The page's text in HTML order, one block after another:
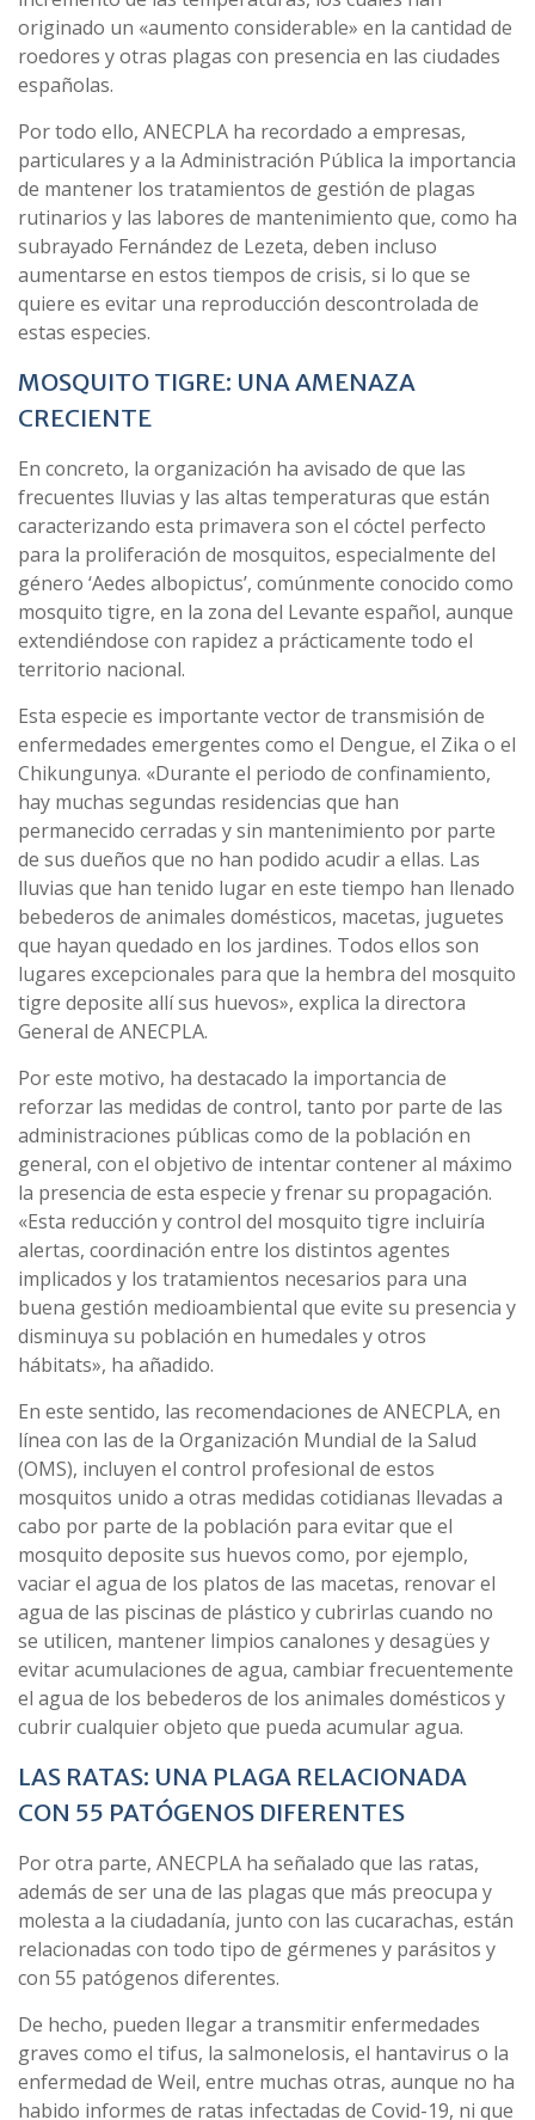
originado un «aumento considerable» en la cantidad de
roedores y otras plagas con presencia en las ciudades
españolas.
Por todo ello, ANECPLA ha recordado a empresas,
particulares y a la Administración Pública la importancia
de mantener los tratamientos de gestión de plagas
rutinarios y las labores de mantenimiento que, como ha
subrayado Fernández de Lezeta, deben incluso
aumentarse en estos tiempos de crisis, si lo que se
quiere es evitar una reproducción descontrolada de
estas especies.
MOSQUITO TIGRE: UNA AMENAZA
CRECIENTE
En concreto, la organización ha avisado de que las
frecuentes lluvias y las altas temperaturas que están
caracterizando esta primavera son el cóctel perfecto
para la proliferación de mosquitos, especialmente del
género ‘Aedes albopictus’, comúnmente conocido como
mosquito tigre, en la zona del Levante español, aunque
extendiéndose con rapidez a prácticamente todo el
territorio nacional.
Esta especie es importante vector de transmisión de
enfermedades emergentes como el Dengue, el Zika o el
Chikungunya. «Durante el periodo de confinamiento,
hay muchas segundas residencias que han
permanecido cerradas y sin mantenimiento por parte
de sus dueños que no han podido acudir a ellas. Las
lluvias que han tenido lugar en este tiempo han llenado
bebederos de animales domésticos, macetas, juguetes
que hayan quedado en los jardines. Todos ellos son
lugares excepcionales para que la hembra del mosquito
tigre deposite allí sus huevos», explica la directora
General de ANECPLA.
Por este motivo, ha destacado la importancia de
reforzar las medidas de control, tanto por parte de las
administraciones públicas como de la población en
general, con el objetivo de intentar contener al máximo
la presencia de esta especie y frenar su propagación.
«Esta reducción y control del mosquito tigre incluiría
alertas, coordinación entre los distintos agentes
implicados y los tratamientos necesarios para una
buena gestión medioambiental que evite su presencia y
disminuya su población en humedales y otros
hábitats», ha añadido.
En este sentido, las recomendaciones de ANECPLA, en
línea con las de la Organización Mundial de la Salud
(OMS), incluyen el control profesional de estos
mosquitos unido a otras medidas cotidianas llevadas a
cabo por parte de la población para evitar que el
mosquito deposite sus huevos como, por ejemplo,
vaciar el agua de los platos de las macetas, renovar el
agua de las piscinas de plástico y cubrirlas cuando no
se utilicen, mantener limpios canalones y desagües y
evitar acumulaciones de agua, cambiar frecuentemente
el agua de los bebederos de los animales domésticos y
cubrir cualquier objeto que pueda acumular agua.
LAS RATAS: UNA PLAGA RELACIONADA
CON 55 PATÓGENOS DIFERENTES
Por otra parte, ANECPLA ha señalado que las ratas,
además de ser una de las plagas que más preocupa y
molesta a la ciudadanía, junto con las cucarachas, están
relacionadas con todo tipo de gérmenes y parásitos y
con 55 patógenos diferentes.
De hecho, pueden llegar a transmitir enfermedades
graves como el tifus, la salmonelosis, el hantavirus o la
enfermedad de Weil, entre muchas otras, aunque no ha
habido informes de ratas infectadas de Covid-19, ni que